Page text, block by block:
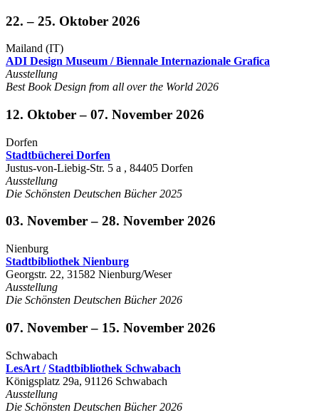
22. – 25. Oktober 2026
Mailand (IT)
ADI Design Museum / Biennale Internazionale Grafica
Ausstellung
Best Book Design from all over the World 2026
12. Oktober – 07. November 2026
Dorfen
Stadtbücherei Dorfen
Justus-von-Liebig-Str. 5 a , 84405 Dorfen
Ausstellung
Die Schönsten Deutschen Bücher 2025
03. November – 28. November 2026
Nienburg
Stadtbibliothek Nienburg
Georgstr. 22, 31582 Nienburg/Weser
Ausstellung
Die Schönsten Deutschen Bücher 2026
07. November – 15. November 2026
Schwabach
LesArt / Stadtbibliothek Schwabach
Königsplatz 29a, 91126 Schwabach
Ausstellung
Die Schönsten Deutschen Bücher 2026